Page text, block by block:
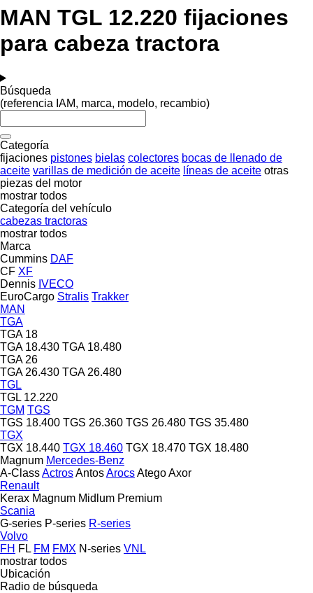
MAN TGL 12.220 fijaciones
para cabeza tractora
Búsqueda
(referencia IAM, marca, modelo, recambio)
Categoría
fijaciones pistones bielas colectores bocas de llenado de
aceite varillas de medición de aceite líneas de aceite otras
piezas del motor
mostrar todos
Categoría del vehículo
cabezas tractoras
mostrar todos
Marca
Cummins DAF
CF XF
Dennis IVECO
EuroCargo Stralis Trakker
MAN
TGA
TGA 18
TGA 18.430 TGA 18.480
TGA 26
TGA 26.430 TGA 26.480
TGL
TGL 12.220
TGM TGS
TGS 18.400 TGS 26.360 TGS 26.480 TGS 35.480
TGX
TGX 18.440 TGX 18.460 TGX 18.470 TGX 18.480
Magnum Mercedes-Benz
A-ClassActrosAntosArocsAtegoAxor
Renault
Kerax Magnum Midlum Premium
Scania
G-series P-series R-series
Volvo
FH FL FM FMX N-series VNL
mostrar todos
Ubicación
Radio de búsqueda